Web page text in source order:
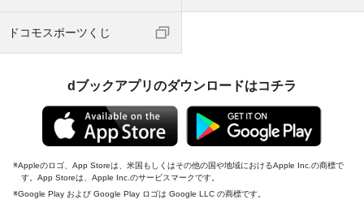
ドコモスポーツくじ
dブックアプリのダウンロードはコチラ
Appleのロゴ、App Storeは、米国もしくはその他の国や地域におけるApple Inc.の商標で
す。App Storeは、Apple Inc.のサービスマークです。
Google Play および Google Play ロゴは Google LLC の商標です。